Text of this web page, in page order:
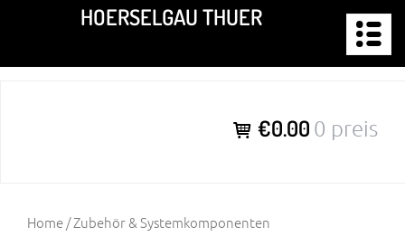
springen
HOERSELGAU THUER
€0.00 0 preis
Home/ Zubehör & Systemkomponenten